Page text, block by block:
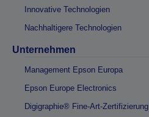
Innovative Technologien
Nachhaltigere Technologien
Unternehmen
Management Epson Europa
Epson Europe Electronics
Digigraphie® Fine-Art-Zertifizierung